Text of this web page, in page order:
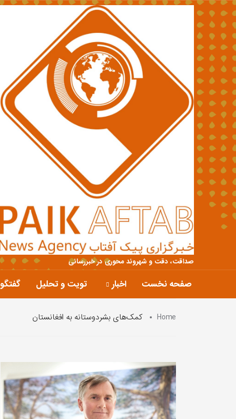
صداقت، دقت و شهروند محوری در خبررسانی
صفحه نخست اخبار تویت و تحلیل گفتگو
Home کمک‌های بشردوستانه به افغانستان